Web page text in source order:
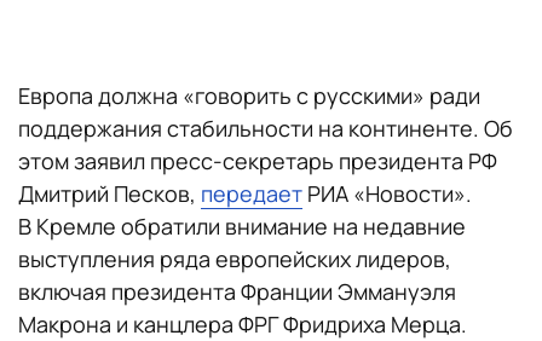
Европа должна «говорить с русскими» ради
поддержания стабильности на континенте. Об
этом заявил пресс-секретарь президента РФ
Дмитрий Песков, передает РИА «Новости».
В Кремле обратили внимание на недавние
выступления ряда европейских лидеров,
включая президента Франции Эммануэля
Макрона и канцлера ФРГ Фридриха Мерца.